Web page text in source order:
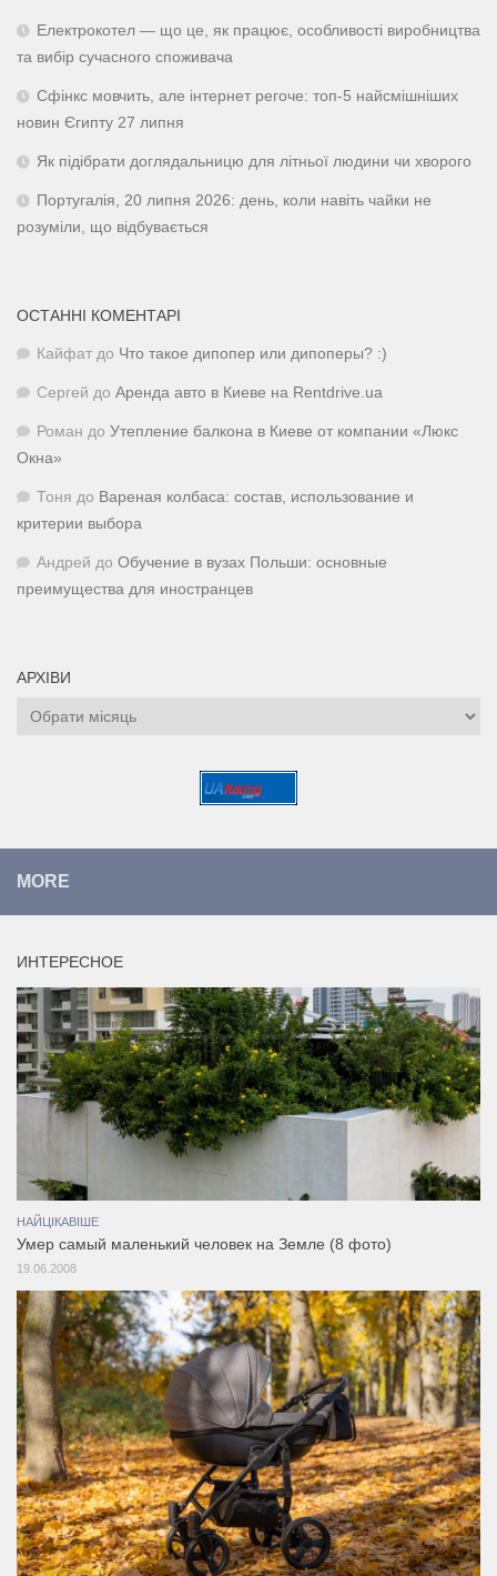
Електрокотел — що це, як працює, особливості виробництва
та вибір сучасного споживача
Сфінкс мовчить, але інтернет регоче: топ-5 найсмішніших
новин Єгипту 27 липня
Як підібрати доглядальницю для літньої людини чи хворого
Португалія, 20 липня 2026: день, коли навіть чайки не
розуміли, що відбувається
ОСТАННІ КОМЕНТАРІ
Кайфат до Что такое дипопер или дипоперы? :)
Сергей до Аренда авто в Киеве на Rentdrive.ua
Роман до Утепление балкона в Киеве от компании «Люкс
Окна»
Тоня до Вареная колбаса: состав, использование и
критерии выбора
Андрей до Обучение в вузах Польши: основные
преимущества для иностранцев
АРХІВИ
Архіви
MORE
ИНТЕРЕСНОЕ
НАЙЦІКАВІШЕ
Умер самый маленький человек на Земле (8 фото)
19.06.2008